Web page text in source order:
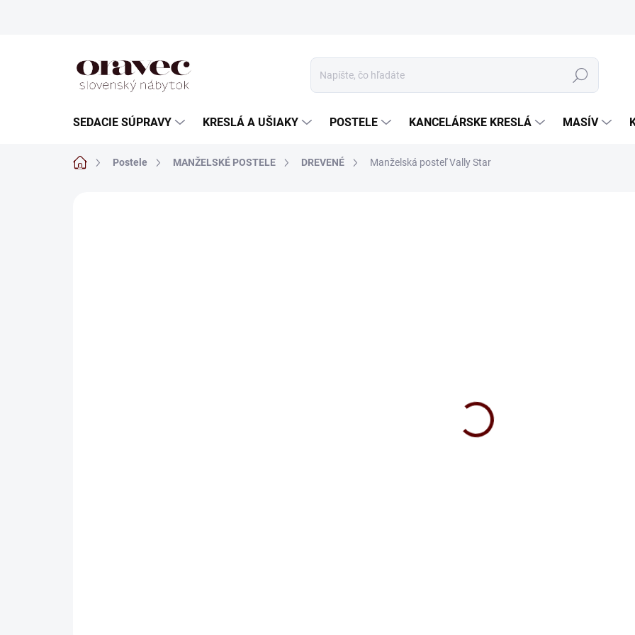
Hľadať
SEDACIE SÚPRAVY KRESLÁ A UŠIAKY POSTELE KANCELÁRSKE KRESLÁ MASÍV
DomovPostele MANŽELSKÉ POSTELE DREVENÉ Manželská posteľ Vally Star